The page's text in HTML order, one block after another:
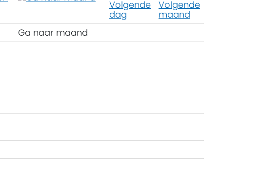
Ga naar maand